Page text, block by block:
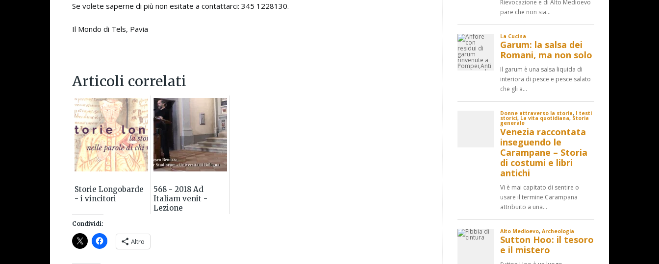
Se volete saperne di più non esitate a contattarci: 345 1228130.
Il Mondo di Tels, Pavia
Articoli correlati
Storie Longobarde
- i vincitori
568 - 2018 Ad
Italiam venit -
Lezione
Condividi:
Altro